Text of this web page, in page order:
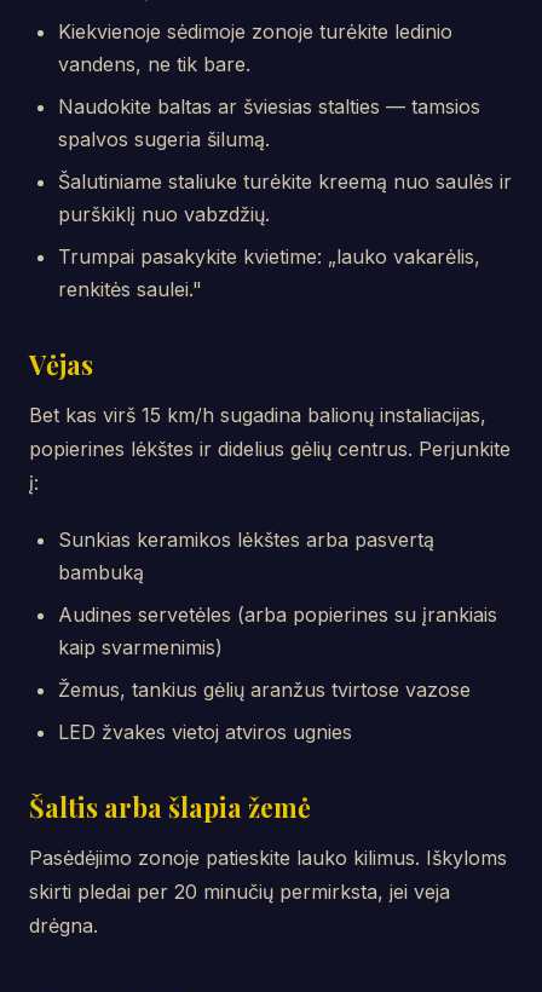
Kiekvienoje sėdimoje zonoje turėkite ledinio
vandens, ne tik bare.
Naudokite baltas ar šviesias stalties — tamsios
spalvos sugeria šilumą.
Šalutiniame staliuke turėkite kreemą nuo saulės ir
purškiklį nuo vabzdžių.
Trumpai pasakykite kvietime: „lauko vakarėlis,
renkitės saulei."
Vėjas
Bet kas virš 15 km/h sugadina balionų instaliacijas,
popierines lėkštes ir didelius gėlių centrus. Perjunkite
į:
Sunkias keramikos lėkštes arba pasvertą
bambuką
Audines servetėles (arba popierines su įrankiais
kaip svarmenimis)
Žemus, tankius gėlių aranžus tvirtose vazose
LED žvakes vietoj atviros ugnies
Šaltis arba šlapia žemė
Pasėdėjimo zonoje patieskite lauko kilimus. Iškyloms
skirti pledai per 20 minučių permirksta, jei veja
drėgna.